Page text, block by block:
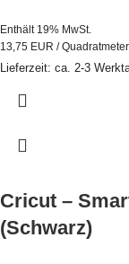
Enthält 19% MwSt.
13,75 EUR / Quadratmeter
Lieferzeit: ca. 2-3
Cricut –
(Schwarz)